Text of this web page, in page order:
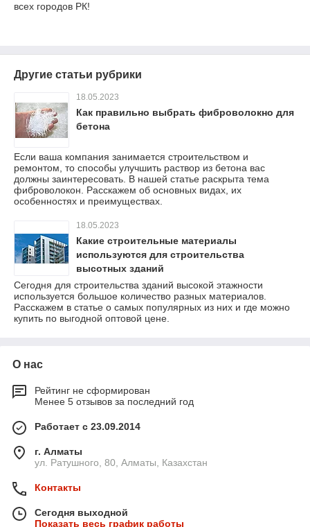
всех городов РК!
Другие статьи рубрики
18.05.2023
Как правильно выбрать фиброволокно для
бетона
Если ваша компания занимается строительством и
ремонтом, то способы улучшить раствор из бетона вас
должны заинтересовать. В нашей статье раскрыта тема
фиброволокон. Расскажем об основных видах, их
особенностях и преимуществах.
18.05.2023
Какие строительные материалы
используются для строительства
высотных зданий
Сегодня для строительства зданий высокой этажности
используется большое количество разных материалов.
Расскажем в статье о самых популярных из них и где можно
купить по выгодной оптовой цене.
О нас
Рейтинг не сформирован
Менее 5 отзывов за последний год
Работает с 23.09.2014
г. Алматы
ул. Ратушного, 80, Алматы, Казахстан
Контакты
Сегодня выходной
Показать весь график работы